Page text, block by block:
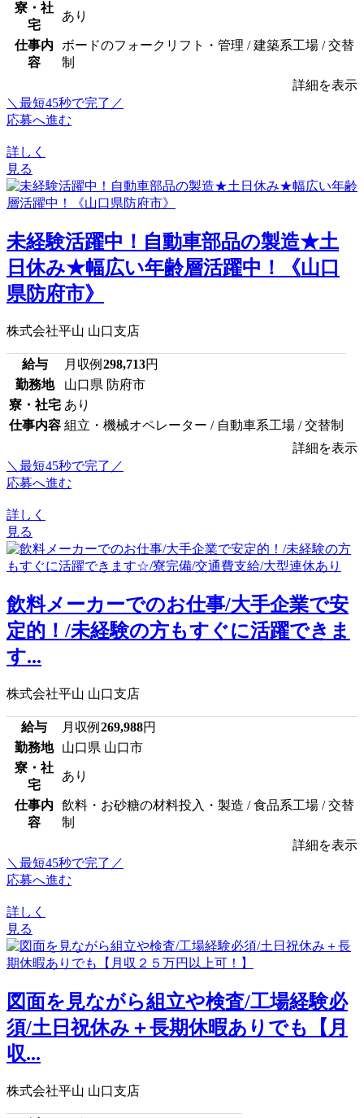
寮・社
宅
あり
仕事内
容
ボードのフォークリフト・管理 / 建築系工場 / 交替
制
詳細を表示
＼最短45秒で完了／
応募へ進む
詳しく
見る
未経験活躍中！自動車部品の製造★土
日休み★幅広い年齢層活躍中！《山口
県防府市》
株式会社平山 山口支店
給与 月収例 298,713円
勤務地
山口県 防府市
寮・社宅 あり
仕事内容 組立・機械オペレーター / 自動車系工場 / 交替制
詳細を表示
＼最短45秒で完了／
応募へ進む
詳しく
見る
飲料メーカーでのお仕事/大手企業で安
定的！/未経験の方もすぐに活躍できま
す...
株式会社平山 山口支店
給与 月収例 269,988円
勤務地
山口県 山口市
寮・社
宅
あり
仕事内
容
飲料・お砂糖の材料投入・製造 / 食品系工場 / 交替
制
詳細を表示
＼最短45秒で完了／
応募へ進む
詳しく
見る
図面を見ながら組立や検査/工場経験必
須/土日祝休み＋長期休暇ありでも【月
収...
株式会社平山 山口支店